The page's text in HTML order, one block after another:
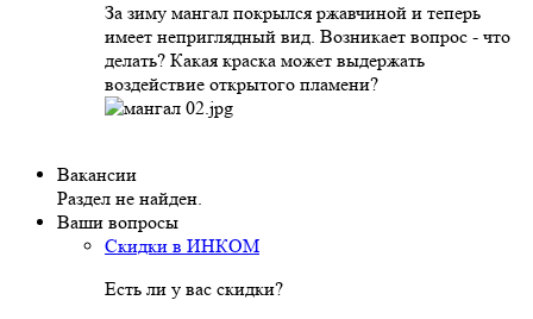
За зиму мангал покрылся ржавчиной и теперь
имеет неприглядный вид. Возникает вопрос - что
делать? Какая краска может выдержать
воздействие открытого пламени?
Вакансии
Раздел не найден.
Ваши вопросы
Скидки в ИНКОМ
Есть ли у вас скидки?